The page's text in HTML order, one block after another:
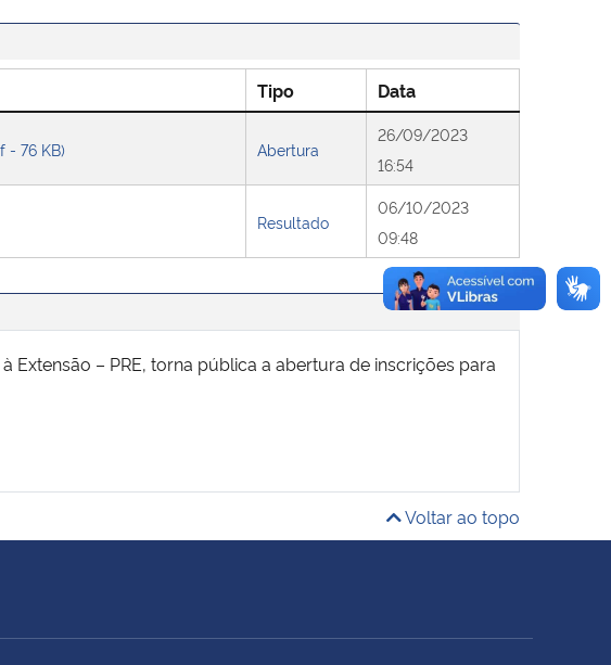
Tipo Data
- 76 KB) Abertura
26/09/2023
16:54
Resultado
06/10/2023
09:48
– PRE, torna pública a abertura de inscrições para
Voltar ao topo